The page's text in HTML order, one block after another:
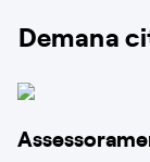
Demana